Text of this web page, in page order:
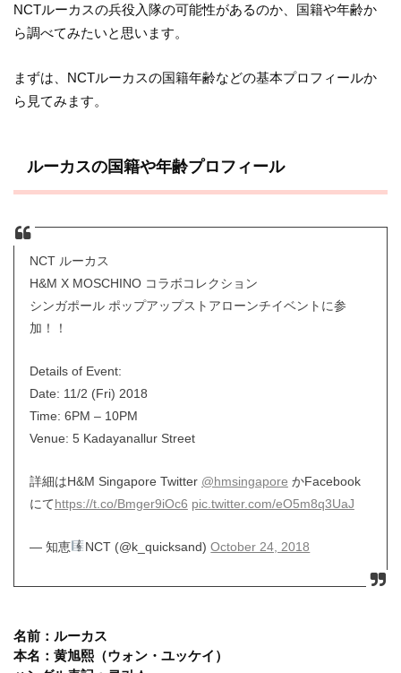
NCTルーカスの兵役入隊の可能性があるのか、国籍や年齢か
ら調べてみたいと思います。
まずは、NCTルーカスの国籍年齢などの基本プロフィールか
ら見てみます。
ルーカスの国籍や年齢プロフィール
NCT ルーカス
H&M X MOSCHINO コラボコレクション
シンガポール ポップアップストアローンチイベントに参
加！！
Details of Event:
Date: 11/2 (Fri) 2018
Time: 6PM – 10PM
Venue: 5 Kadayanallur Street
詳細はH&M Singapore Twitter @hmsingapore かFacebook
にてhttps://t.co/Bmger9iOc6 pic.twitter.com/eO5m8q3UaJ
— 知恵 NCT (@k_quicksand)October 24, 2018
名前：ルーカス
本名：黄旭熙（ウォン・ユッケイ）